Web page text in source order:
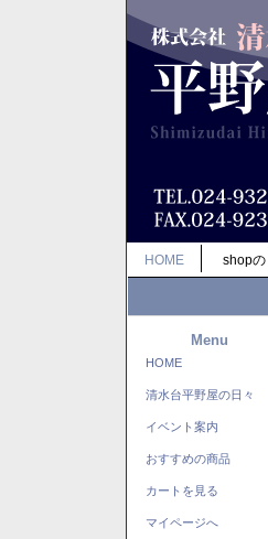
HOME shop
Menu
HOME
清水台平野屋の日々
イベント案内
おすすめの商品
カートを見る
マイページへ